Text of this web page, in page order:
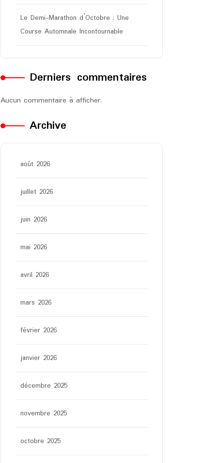
Le Demi-Marathon d’Octobre : Une
Course Automnale Incontournable
Derniers commentaires
Aucun commentaire à afficher.
Archive
août 2026
juillet 2026
juin 2026
mai 2026
avril 2026
mars 2026
février 2026
janvier 2026
décembre 2025
novembre 2025
octobre 2025